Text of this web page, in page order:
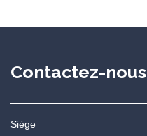
Contactez-nous
Siège